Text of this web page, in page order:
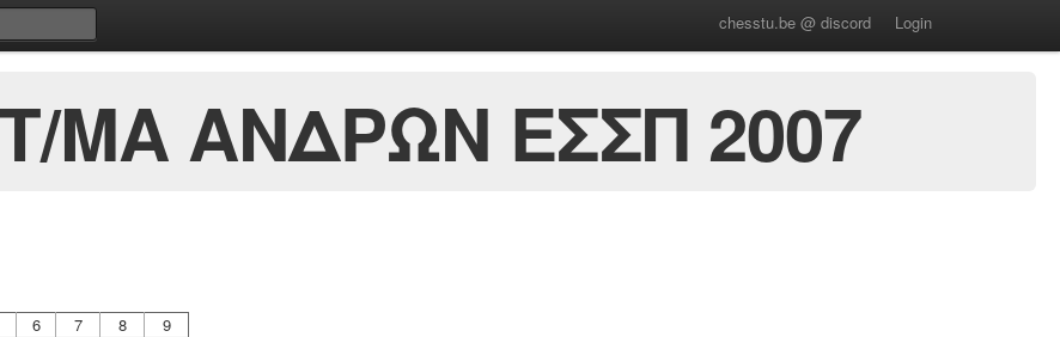
chesstu.be @ discord Login
ΜΑ ΑΝΔΡΩΝ ΕΣΣΠ 2007
6 7 8
9